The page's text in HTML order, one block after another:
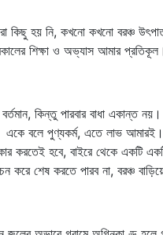
কিছু হয় নি, কখনো কখনো বরঞ্চ
শিক্ষা ও অভ্যাস আমার প্রতিকূল।
কিন্তু পারবার বাধা
বলে পুণ্যকর্ম, এতে লাভ
করতেই হবে, বাইরে থেকে একটি
শেষ করতে পারব না, বরঞ্চ